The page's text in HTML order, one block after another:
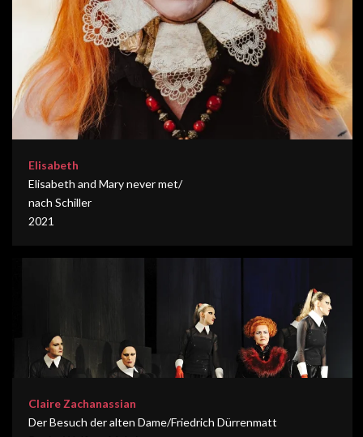
Elisabeth
Elisabeth and Mary never met/
nach Schiller
2021
Claire Zachanassian
Der Besuch der alten Dame/Friedrich Dürrenmatt